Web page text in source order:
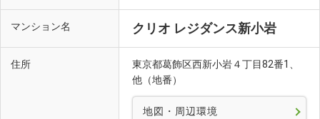
マンション名 クリオ レジダンス新小岩
住所
東京都葛飾区西新小岩４丁目82番1、
他（地番）
地図・周辺環境